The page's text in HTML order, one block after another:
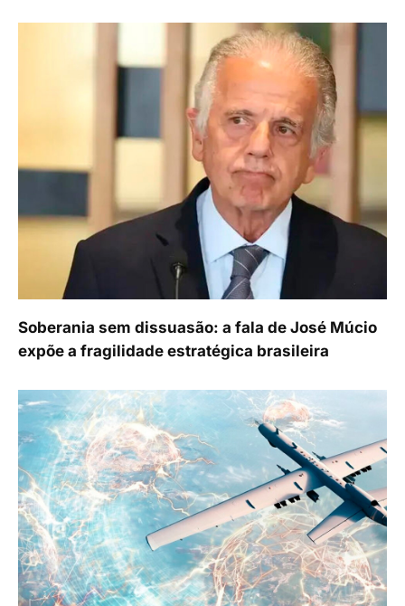
Soberania sem dissuasão: a fala de José Múcio
expõe a fragilidade estratégica brasileira